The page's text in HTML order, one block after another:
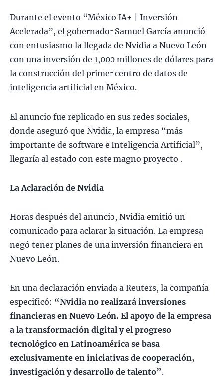
Durante el evento “México IA+ | Inversión
Acelerada”, el gobernador Samuel García anunció
con entusiasmo la llegada de Nvidia a Nuevo León
con una inversión de 1,000 millones de dólares para
la construcción del primer centro de datos de
inteligencia artificial en México​.
El anuncio fue replicado en sus redes sociales,
donde aseguró que Nvidia, la empresa “más
importante de software e Inteligencia Artificial”,
llegaría al estado con este magno proyecto ​.
La Aclaración de Nvidia
Horas después del anuncio, Nvidia emitió un
comunicado para aclarar la situación. La empresa
negó tener planes de una inversión financiera en
Nuevo León.
En una declaración enviada a Reuters, la compañía
especificó: “Nvidia no realizará inversiones
financieras en Nuevo León. El apoyo de la empresa
a la transformación digital y el progreso
tecnológico en Latinoamérica se basa
exclusivamente en iniciativas de cooperación,
investigación y desarrollo de talento”.​